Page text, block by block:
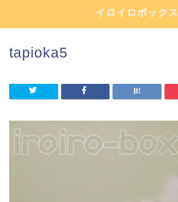
イロイロボックス
tapioka5